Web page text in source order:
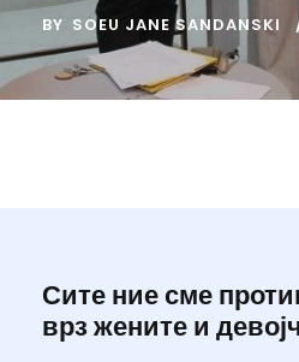
BY SOEU JANE SANDANSKI
Сите ние сме
врз жените и